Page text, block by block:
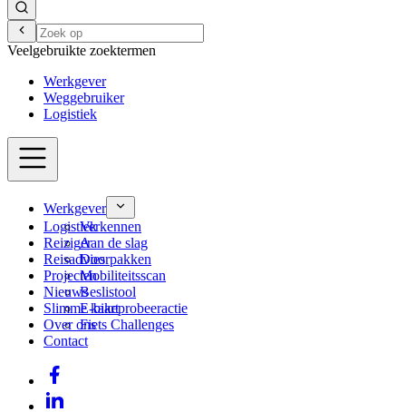
Veelgebruikte zoektermen
Werkgever
Weggebruiker
Logistiek
Werkgever
Verkennen
Aan de slag
Doorpakken
Mobiliteitsscan
Beslistool
E-bikeprobeeractie
Fiets Challenges
Logistiek
Reiziger
Reisadvies
Projecten
Nieuws
Slimme kaart
Over ons
Contact